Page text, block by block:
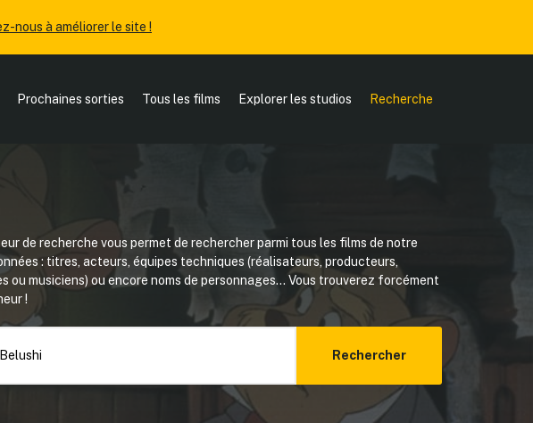
nous à améliorer le site !
Prochaines sorties Tous les films Explorer les studios Recherche
de recherche vous permet de rechercher parmi tous les films de notre
: titres, acteurs, équipes techniques (réalisateurs, producteurs,
ou musiciens) ou encore noms de personnages... Vous trouverez forcément
!
Rechercher